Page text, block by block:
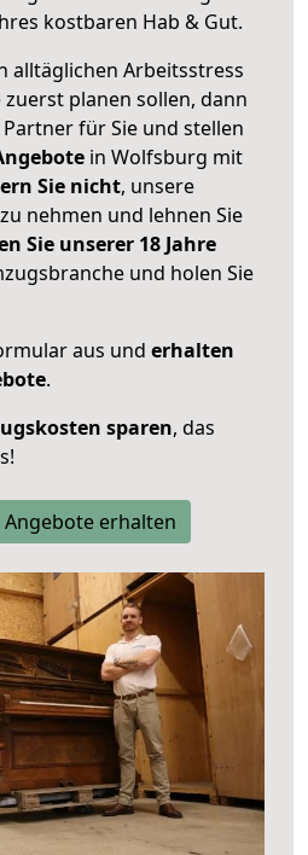
kostbaren Hab & Gut.
alltäglichen Arbeitsstress
zuerst planen sollen, dann
für Sie und stellen
in Wolfsburg mit
Sie nicht, unsere
nehmen und lehnen Sie
Sie unserer 18 Jahre
und holen Sie
aus und erhalten
.
sparen, das
Angebote erhalten